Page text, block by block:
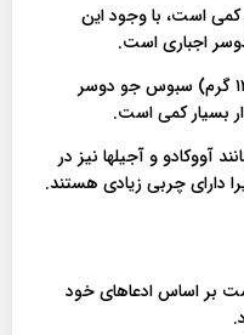
کمی است، با وجود این
اجباری است.
در واقع ۱.۵ تا ۲ قاشق غذاخوری (۹ تا ۱۲ گرم) سبوس جو دوسر
آووکادو و آجیلها نیز در
دارای چربی زیادی هستند.
بر اساس ادعاهای خود